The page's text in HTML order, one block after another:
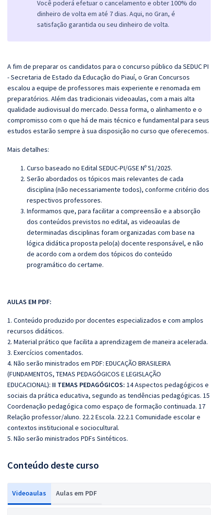
Você poderá efetuar o cancelamento e obter 100% do
dinheiro de volta em até 7 dias. Aqui, no Gran, é
satisfação garantida ou seu dinheiro de volta.
A fim de preparar os candidatos para o concurso público da SEDUC PI
- Secretaria de Estado da Educação do Piauí, o Gran Concursos
escalou a equipe de professores mais experiente e renomada em
preparatórios. Além das tradicionais videoaulas, com a mais alta
qualidade audiovisual do mercado. Dessa forma, o alinhamento e o
compromisso com o que há de mais técnico e fundamental para seus
estudos estarão sempre à sua disposição no curso que oferecemos.
Mais detalhes:
Curso baseado no Edital SEDUC‐PI/GSE Nº 51/2025.
Serão abordados os tópicos mais relevantes de cada
disciplina (não necessariamente todos), conforme critério dos
respectivos professores.
Informamos que, para facilitar a compreensão e a absorção
dos conteúdos previstos no edital, as videoaulas de
determinadas disciplinas foram organizadas com base na
lógica didática proposta pelo(a) docente responsável, e não
de acordo com a ordem dos tópicos do conteúdo
programático do certame.
AULAS EM PDF:
1. Conteúdo produzido por docentes especializados e com amplos
recursos didáticos.
2. Material prático que facilita a aprendizagem de maneira acelerada.
3. Exercícios comentados.
4. Não serão ministrados em PDF: EDUCAÇÃO BRASILEIRA
(FUNDAMENTOS, TEMAS PEDAGÓGICOS E LEGISLAÇÃO
EDUCACIONAL): II TEMAS PEDAGÓGICOS: 14 Aspectos pedagógicos e
sociais da prática educativa, segundo as tendências pedagógicas. 15
Coordenação pedagógica como espaço de formação continuada. 17
Relação professor/aluno. 22.2 Escola. 22.2.1 Comunidade escolar e
contextos institucional e sociocultural.
5. Não serão ministrados PDFs Sintéticos.
Conteúdo deste curso
Videoaulas Aulas em PDF